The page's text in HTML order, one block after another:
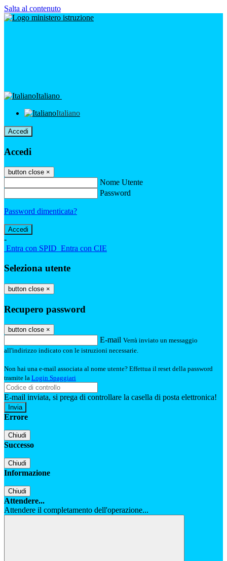
Salta al contenuto
Italiano
Italiano
Accedi
Accedi
button close ×
Nome Utente
Password
Password dimenticata?
-
Entra con SPID Entra con CIE
Seleziona utente
button close ×
Recupero password
button close ×
E-mail Verrà inviato un messaggio
all'indirizzo indicato con le istruzioni necessarie.
Non hai una e-mail associata al nome utente? Effettua il reset della password
tramite la Login Spaggiari
E-mail inviata, si prega di controllare la casella di posta elettronica!
Errore
Chiudi
Successo
Chiudi
Informazione
Chiudi
Attendere...
Attendere il completamento dell'operazione...